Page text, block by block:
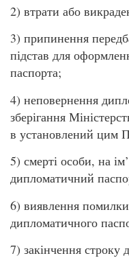
2) втрати або
3) припинення
підстав для
паспорта;
4) неповернення
зберігання
в установлений цим
5) смерті особи, на
дипломатичний
6) виявлення
дипломатичного
7) закінчення строку